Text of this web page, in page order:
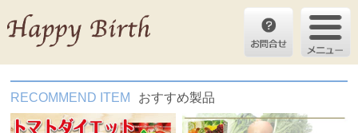
RECOMMEND ITEM おすすめ製品